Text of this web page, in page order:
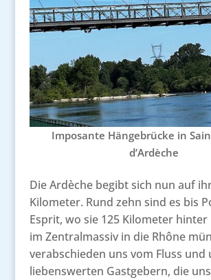
Imposante Hängebrücke in
d’Ardèche
Die Ardèche begibt sich nun auf
Kilometer. Rund zehn sind es bis
Esprit, wo sie 125 Kilometer
im Zentralmassiv in die Rhône
verabschieden uns vom Fluss und
liebenswerten Gastgebern, die